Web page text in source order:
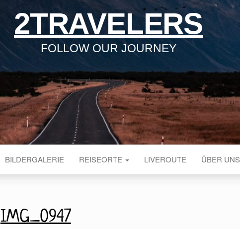
2TRAVELERS
FOLLOW OUR JOURNEY
BILDERGALERIE REISEORTE LIVEROUTE ÜBER UNS
IMG_0947